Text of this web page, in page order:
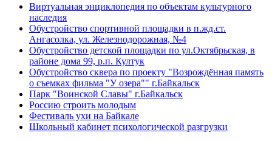
Виртуальная энциклопедия по объектам культурного
наследия
Обустройство спортивной площадки в п.жд.ст.
Ангасолка, ул. Железнодорожная, №4
Обустройство детской площадки по ул.Октябрьская, в
районе дома 99, р.п. Култук
Обустройство сквера по проекту "Возрождённая память
о съемках фильма "У озера"" г.Байкальск
Парк "Воинской Славы" г.Байкальск
Россию строить молодым
Фестиваль ухи на Байкале
Школьный кабинет психологической разгрузки